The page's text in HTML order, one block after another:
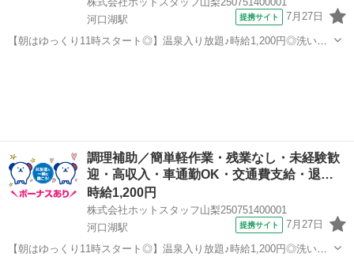
河口湖駅
提携サイト 7月27日
【朝はゆっくり11時スタート◎】温泉入り放題♪時給1,200円◎洗い
調理補助／簡単軽作業・残業なし・未経験歓
迎・高収入・車通勤OK・交通費支給・退…
時給1,200円
株式会社ホットスタッフ山梨250751400001
河口湖駅
提携サイト 7月27日
【朝はゆっくり11時スタート◎】温泉入り放題♪時給1,200円◎洗い